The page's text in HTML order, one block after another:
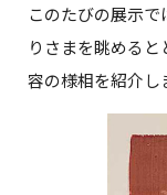
このたびの展示
りさまを眺める
容の様相を紹介し